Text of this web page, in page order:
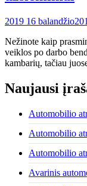
2019 16 balandžio
Nežinote kaip
veiklos po darbo
kambarių, tačiau
Naujausi
Automobilio
Automobilio
Automobilio
Avarinis